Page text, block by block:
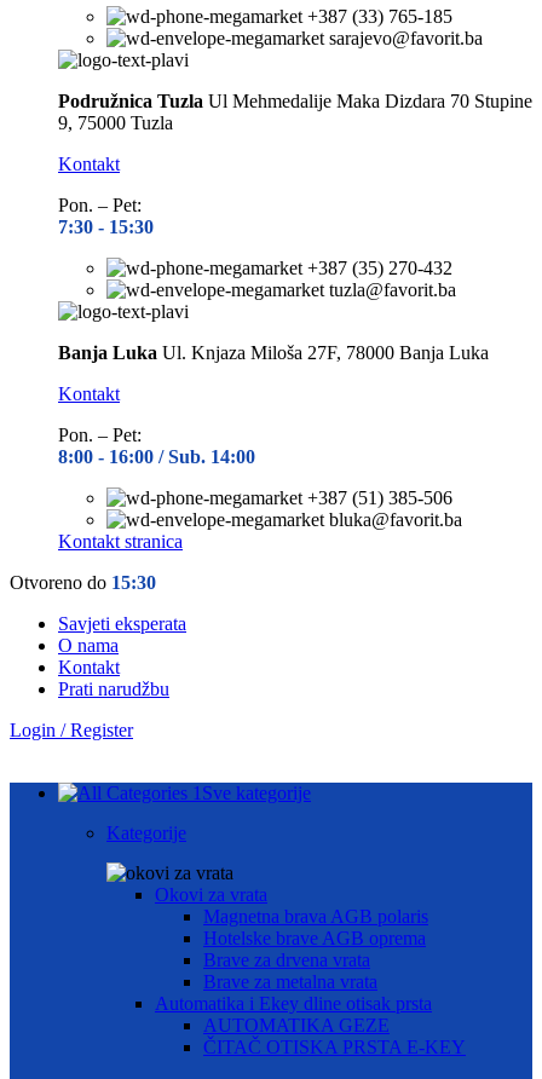
+387 (33) 765-185
sarajevo@favorit.ba
Podružnica Tuzla Ul Mehmedalije Maka Dizdara 70 Stupine
9, 75000 Tuzla
Kontakt
Pon. – Pet:
7:30 - 15:30
+387 (35) 270-432
tuzla@favorit.ba
Banja Luka Ul. Knjaza Miloša 27F, 78000 Banja Luka
Kontakt
Pon. – Pet:
8:00 - 16:00 / Sub. 14:00
+387 (51) 385-506
bluka@favorit.ba
Kontakt stranica
Otvoreno do 15:30
Savjeti eksperata
O nama
Kontakt
Prati narudžbu
Login / Register
Sve kategorije
Kategorije
Okovi za vrata
Magnetna brava AGB polaris
Hotelske brave AGB oprema
Brave za drvena vrata
Brave za metalna vrata
Automatika i Ekey dline otisak prsta
AUTOMATIKA GEZE
ČITAČ OTISKA PRSTA E-KEY